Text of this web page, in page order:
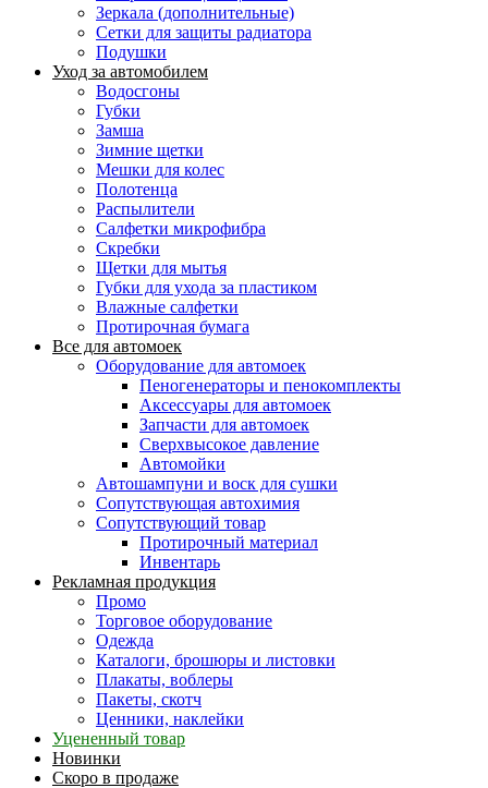
Зеркала (дополнительные)
Сетки для защиты радиатора
Подушки
Уход за автомобилем
Водосгоны
Губки
Замша
Зимние щетки
Мешки для колес
Полотенца
Распылители
Салфетки микрофибра
Скребки
Щетки для мытья
Губки для ухода за пластиком
Влажные салфетки
Протирочная бумага
Все для автомоек
Оборудование для автомоек
Пеногенераторы и пенокомплекты
Аксессуары для автомоек
Запчасти для автомоек
Сверхвысокое давление
Автомойки
Автошампуни и воск для сушки
Сопутствующая автохимия
Сопутствующий товар
Протирочный материал
Инвентарь
Рекламная продукция
Промо
Торговое оборудование
Одежда
Каталоги, брошюры и листовки
Плакаты, воблеры
Пакеты, скотч
Ценники, наклейки
Уцененный товар
Новинки
Скоро в продаже